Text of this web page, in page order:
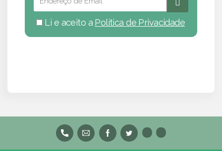
Li e aceito a Política de Privacidade